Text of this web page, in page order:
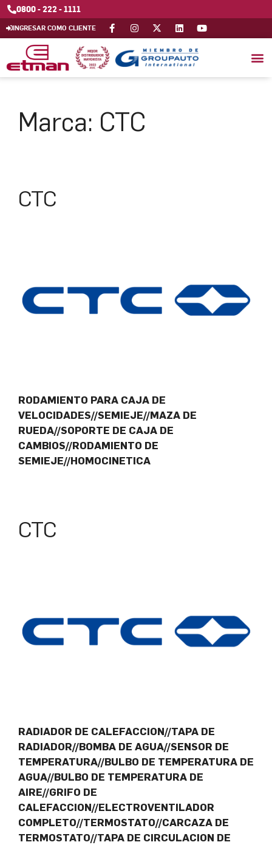
0800 - 222 - 1111
INGRESAR COMO CLIENTE
Marca: CTC
CTC
RODAMIENTO PARA CAJA DE
VELOCIDADES//SEMIEJE//MAZA DE
RUEDA//SOPORTE DE CAJA DE
CAMBIOS//RODAMIENTO DE
SEMIEJE//HOMOCINETICA
CTC
RADIADOR DE CALEFACCION//TAPA DE
RADIADOR//BOMBA DE AGUA//SENSOR DE
TEMPERATURA//BULBO DE TEMPERATURA DE
AGUA//BULBO DE TEMPERATURA DE
AIRE//GRIFO DE
CALEFACCION//ELECTROVENTILADOR
COMPLETO//TERMOSTATO//CARCAZA DE
TERMOSTATO//TAPA DE CIRCULACION DE